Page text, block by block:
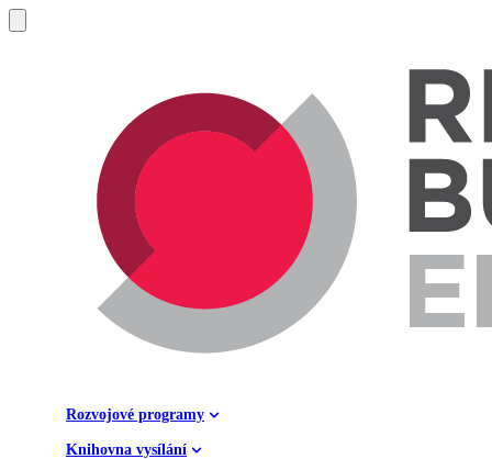
Rozvojové programy
Knihovna vysílání